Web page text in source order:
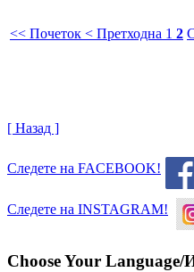
<< Почеток < Претходна 1 2
[ Назад ]
Следете на FACEBOOK!
Следете на INSTAGRAM!
Choose Your Language/